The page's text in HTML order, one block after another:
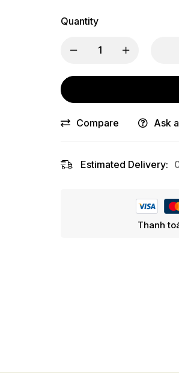
Quantity
Compare Ask
Estimated Delivery:
Thanh